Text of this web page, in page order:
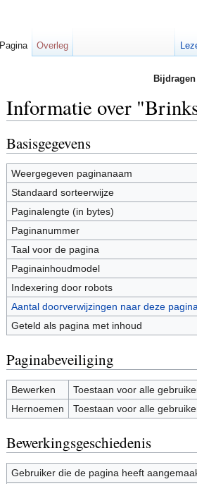
Informatie over
Basisgegevens
Weergegeven paginanaam
Standaard sorteerwijze
Paginalengte (in bytes)
Paginanummer
Taal voor de pagina
Paginainhoudmodel
Indexering door robots
Aantal doorverwijzingen naar deze
Geteld als pagina met inhoud
Paginabeveiliging
Bewerken
Toestaan voor alle
Hernoemen
Toestaan voor alle
Bewerkingsgeschiedenis
Gebruiker die de pagina heeft
Pagina Overleg